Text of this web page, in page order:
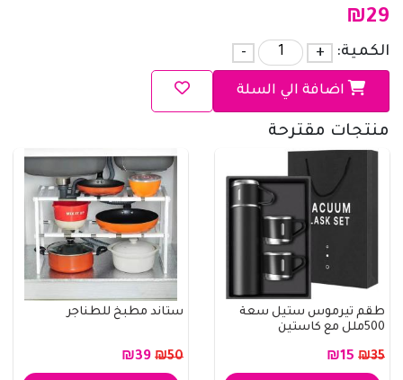
₪29
الكمية: +
-
اضافة الي السلة
منتجات مقترحة
طقم تيرموس ستيل سعة
500ملل مع كاستين
₪35
ستاند مطبخ للطناجر
₪50